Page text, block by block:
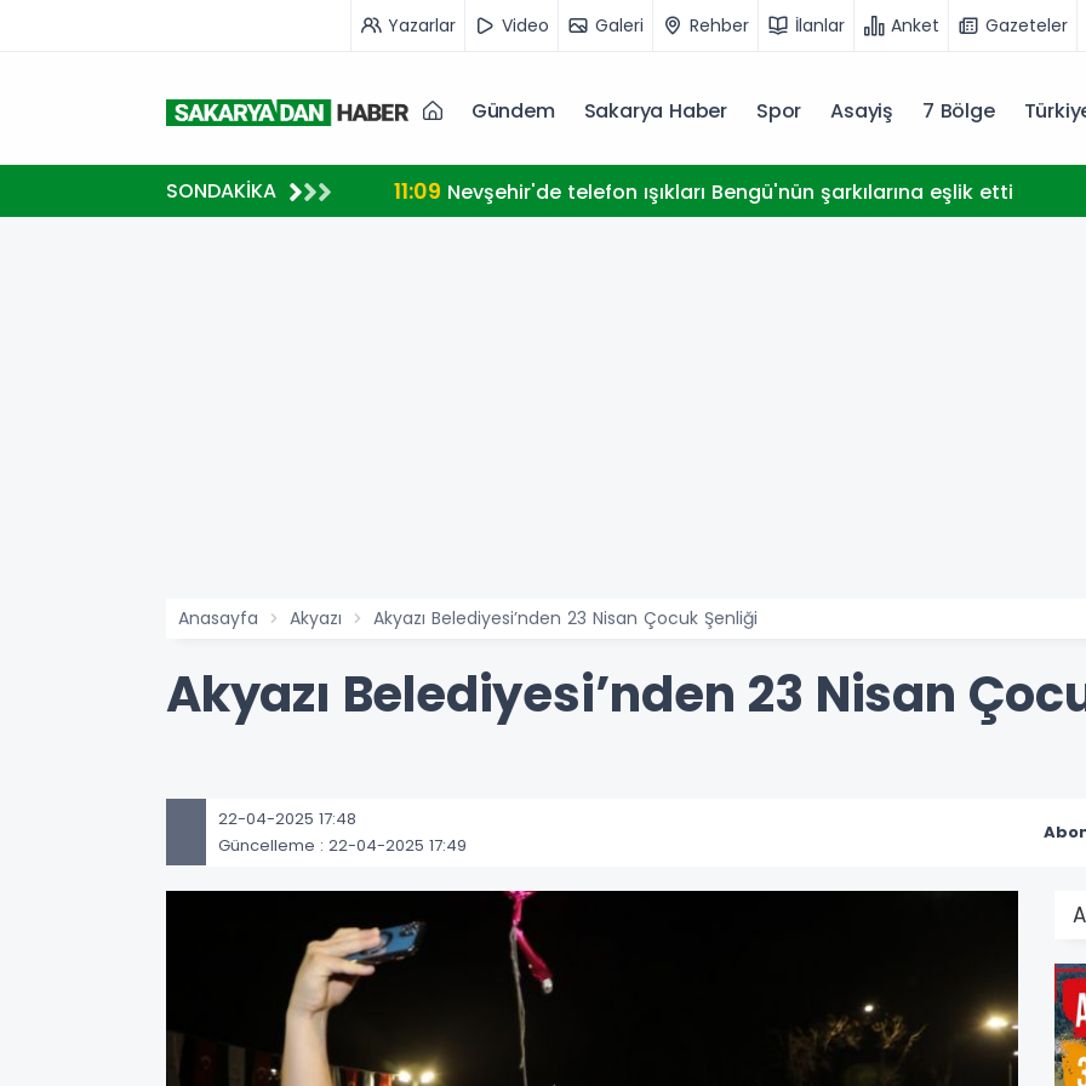
Yazarlar Video Galeri Rehber İlanlar Anket Gazeteler
Gündem Sakarya Haber Spor Asayiş 7 Bölge
SONDAKİKA 11:09 Nevşehir'de telefon ışıkları Bengü'nün şarkılarına eşlik etti
Anasayfa Akyazı Akyazı Belediyesi’nden 23 Nisan Çocuk Şenliği
Akyazı Belediyesi’nden 23 Nisan
22-04-2025 17:48
Güncelleme : 22-04-2025 17:49